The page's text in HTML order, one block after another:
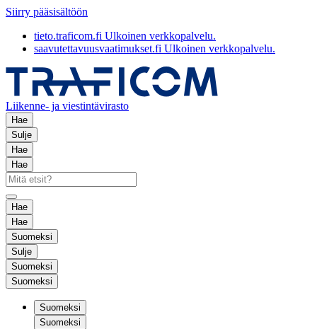
Siirry pääsisältöön
tieto.traficom.fi Ulkoinen verkkopalvelu.
saavutettavuusvaatimukset.fi Ulkoinen verkkopalvelu.
Liikenne- ja viestintävirasto
Hae
Sulje
Hae
Hae
Hae
Hae
Suomeksi
Sulje
Suomeksi
Suomeksi
Suomeksi
Suomeksi